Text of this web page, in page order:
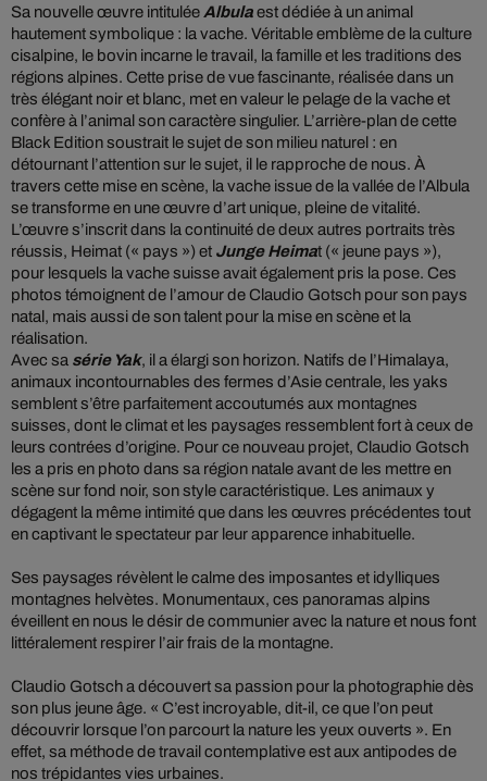
Sa nouvelle œuvre intitulée Albulaest dédiée à un animal
hautement symbolique : la vache. Véritable emblème de la culture
cisalpine, le bovin incarne le travail, la famille et les traditions des
régions alpines. Cette prise de vue fascinante, réalisée dans un
très élégant noir et blanc, met en valeur le pelage de la vache et
confère à l’animal son caractère singulier. L’arrière-plan de cette
Black Edition soustrait le sujet de son milieu naturel : en
détournant l’attention sur le sujet, il le rapproche de nous. À
travers cette mise en scène, la vache issue de la vallée de l’Albula
se transforme en une œuvre d’art unique, pleine de vitalité.
L’œuvre s’inscrit dans la continuité de deux autres portraits très
réussis, Heimat (« pays ») et Junge Heimat (« jeune pays »),
pour lesquels la vache suisse avait également pris la pose. Ces
photos témoignent de l’amour de Claudio Gotsch pour son pays
natal, mais aussi de son talent pour la mise en scène et la
réalisation.
Avec sa série Yak, il a élargi son horizon. Natifs de l’Himalaya,
animaux incontournables des fermes d’Asie centrale, les yaks
semblent s’être parfaitement accoutumés aux montagnes
suisses, dont le climat et les paysages ressemblent fort à ceux de
leurs contrées d’origine. Pour ce nouveau projet, Claudio Gotsch
les a pris en photo dans sa région natale avant de les mettre en
scène sur fond noir, son style caractéristique. Les animaux y
dégagent la même intimité que dans les œuvres précédentes tout
en captivant le spectateur par leur apparence inhabituelle.
Ses paysages révèlent le calme des imposantes et idylliques
montagnes helvètes. Monumentaux, ces panoramas alpins
éveillent en nous le désir de communier avec la nature et nous font
littéralement respirer l’air frais de la montagne.
Claudio Gotsch a découvert sa passion pour la photographie dès
son plus jeune âge. « C’est incroyable, dit-il, ce que l’on peut
découvrir lorsque l’on parcourt la nature les yeux ouverts ». En
effet, sa méthode de travail contemplative est aux antipodes de
nos trépidantes vies urbaines.